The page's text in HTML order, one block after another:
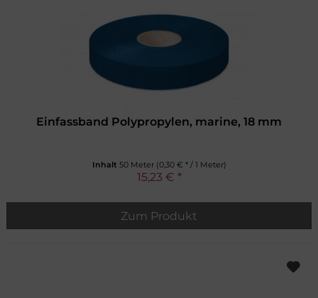
Einfassband Polypropylen, marine, 18 mm
Inhalt 50 Meter (0,30 € * / 1 Meter)
15,23 € *
Zum Produkt